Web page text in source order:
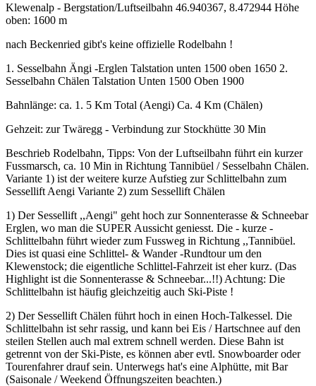
Klewenalp - Bergstation/Luftseilbahn 46.940367, 8.472944 Höhe
oben: 1600 m
nach Beckenried gibt's keine offizielle Rodelbahn !
1. Sesselbahn Ängi -Erglen Talstation unten 1500 oben 1650 2.
Sesselbahn Chälen Talstation Unten 1500 Oben 1900
Bahnlänge: ca. 1. 5 Km Total (Aengi) Ca. 4 Km (Chälen)
Gehzeit: zur Twäregg - Verbindung zur Stockhütte 30 Min
Beschrieb Rodelbahn, Tipps: Von der Luftseilbahn führt ein kurzer
Fussmarsch, ca. 10 Min in Richtung Tannibüel / Sesselbahn Chälen.
Variante 1) ist der weitere kurze Aufstieg zur Schlittelbahn zum
Sessellift Aengi Variante 2) zum Sessellift Chälen
1) Der Sessellift ,,Aengi" geht hoch zur Sonnenterasse & Schneebar
Erglen, wo man die SUPER Aussicht geniesst. Die - kurze -
Schlittelbahn führt wieder zum Fussweg in Richtung ,,Tannibüel.
Dies ist quasi eine Schlittel- & Wander -Rundtour um den
Klewenstock; die eigentliche Schlittel-Fahrzeit ist eher kurz. (Das
Highlight ist die Sonnenterasse & Schneebar...!!) Achtung: Die
Schlittelbahn ist häufig gleichzeitig auch Ski-Piste !
2) Der Sessellift Chälen führt hoch in einen Hoch-Talkessel. Die
Schlittelbahn ist sehr rassig, und kann bei Eis / Hartschnee auf den
steilen Stellen auch mal extrem schnell werden. Diese Bahn ist
getrennt von der Ski-Piste, es können aber evtl. Snowboarder oder
Tourenfahrer drauf sein. Unterwegs hat's eine Alphütte, mit Bar
(Saisonale / Weekend Öffnungszeiten beachten.)